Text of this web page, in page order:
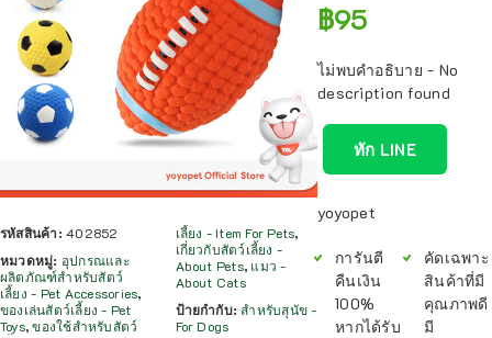
รหัสสินค้า:402852
หมวดหมู่: อุปกรณและ
ผลิตภัณฑ์สำหรับสัตว์
เลี้ยง - Pet Accessories,
ของเล่นสัตว์เลี้ยง - Pet
Toys,ของใช้สำหรับสัตว์
เลี้ยง - Item For Pets,
เกี่ยวกับสัตว์เลี้ยง -
About Pets, แมว -
About Cats
ป้ายกำกับ:สำหรับสุนัข -
For Dogs
฿95
ไม่พบคำอธิบาย - No
description found
ทัก LINE
yoyopet
การันตี
คืนเงิน
100%
หากได้รับ
คัดเฉพาะ
สินค้าที่มี
คุณภาพดี
มี